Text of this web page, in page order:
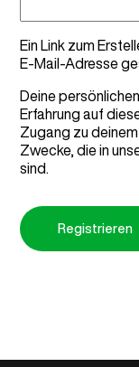
Ein Link zum
E-Mail-Adresse
Deine
Erfahrung auf
Zugang zu
Zwecke, die in
sind.
Registrieren